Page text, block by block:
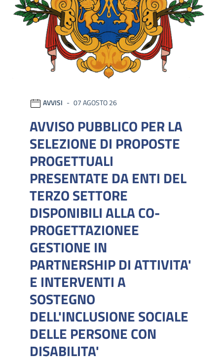
AVVISI 07 AGOSTO 26
AVVISO PUBBLICO PER LA
SELEZIONE DI PROPOSTE
PROGETTUALI
PRESENTATE DA ENTI DEL
TERZO SETTORE
DISPONIBILI ALLA CO-
PROGETTAZIONEE
GESTIONE IN
PARTNERSHIP DI ATTIVITA'
E INTERVENTI A
SOSTEGNO
DELL'INCLUSIONE SOCIALE
DELLE PERSONE CON
DISABILITA'